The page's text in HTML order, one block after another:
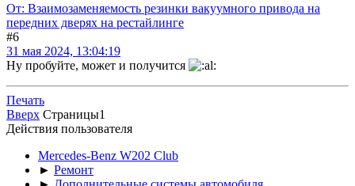
От: Взаимозаменяемость резинки вакуумного привода на
передних дверях на рестайлинге
#6
31 мая 2024, 13:04:19
Ну пробуйте, может и получится
Печать
Вверх Страницы1
Действия пользователя
Mercedes-Benz W202 Club
► Ремонт